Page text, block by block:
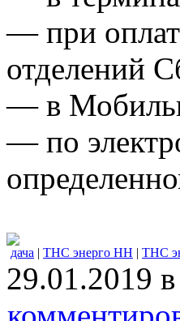
— при
отделений
— в
— по
дача | ТНС энерго НН | ТНС
29.01.2019